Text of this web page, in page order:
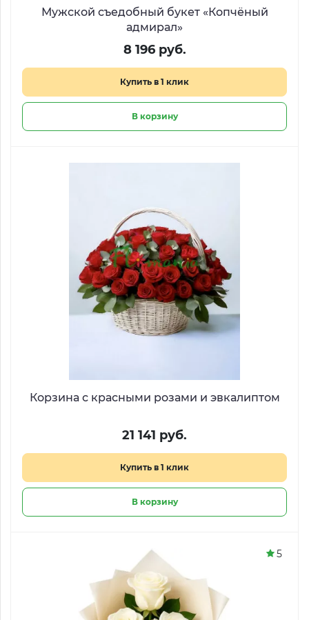
Мужской съедобный букет «Копчёный
адмирал»
8 196 руб.
Купить в 1 клик
В корзину
Корзина с красными розами и эвкалиптом
21 141 руб.
Купить в 1 клик
В корзину
5